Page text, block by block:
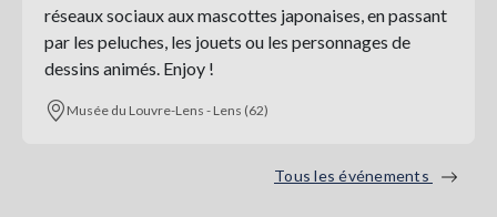
réseaux sociaux aux mascottes japonaises, en passant
par les peluches, les jouets ou les personnages de
dessins animés. Enjoy !
Musée du Louvre-Lens - Lens (62)
Tous les événements